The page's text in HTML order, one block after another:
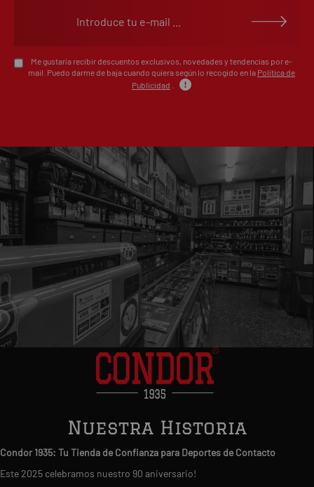
Me gustaría recibir descuentos exclusivos, novedades y tendencias por e-
mail. Puedo darme de baja cuando quiera según lo recogido en la Política de
Publicidad
Nuestra Historia
Condor 1935: Tu Tienda de Confianza para Deportes de Contacto
Este 2025 celebramos nuestro 90 aniversario!